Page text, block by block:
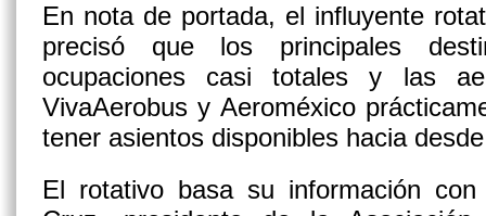
En nota de portada, el influyente
precisó que los principales
ocupaciones casi totales y las
VivaAerobus y Aeroméxico
tener asientos disponibles hacia
El rotativo basa su información